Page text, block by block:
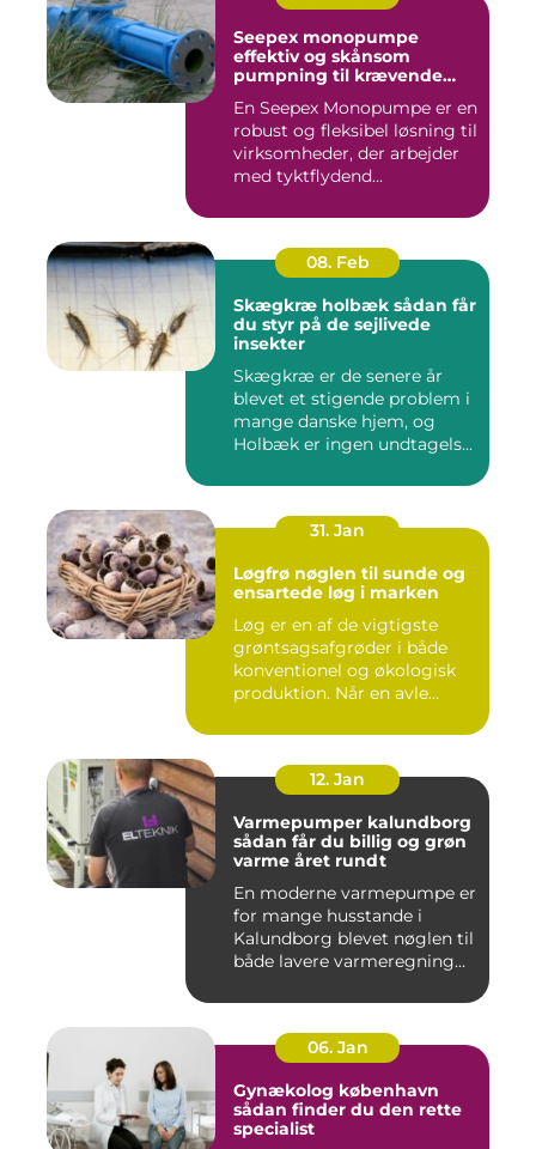
Seepex monopumpe
effektiv og skånsom
pumpning til krævende
En Seepex Monopumpe er en
robust og fleksibel løsning til
virksomheder, der arbejder
med tyktflydend...
08. Feb
Skægkræ holbæk sådan får
du styr på de sejlivede
insekter
Skægkræ er de senere år
blevet et stigende problem i
mange danske hjem, og
Holbæk er ingen undtagels...
31. Jan
Løgfrø nøglen til sunde og
ensartede løg i marken
Løg er en af de vigtigste
grøntsagsafgrøder i både
konventionel og økologisk
produktion. Når en avle...
12. Jan
Varmepumper kalundborg
sådan får du billig og grøn
varme året rundt
En moderne varmepumpe er
for mange husstande i
Kalundborg blevet nøglen til
både lavere varmeregning...
06. Jan
Gynækolog københavn
sådan finder du den rette
specialist